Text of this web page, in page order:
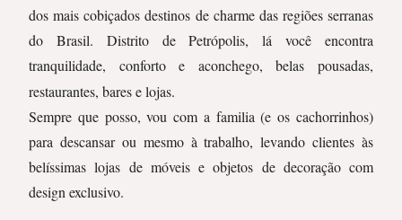
dos mais cobiçados destinos de charme das regiões serranas
do Brasil. Distrito de Petrópolis, lá você encontra
tranquilidade, conforto e aconchego, belas
pousadas,
restaurantes, bares e lojas.
Sempre que posso, vou com a familia (e os cachorrinhos)
para descansar ou mesmo à trabalho, levando clientes às
belíssimas lojas de móveis e objetos de decoração com
design exclusivo.